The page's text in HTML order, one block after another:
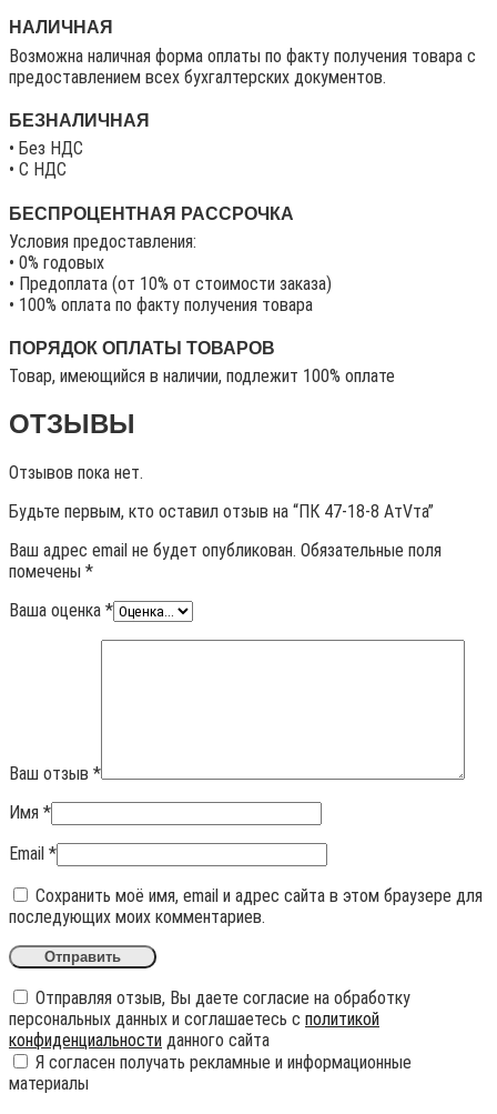
НАЛИЧНАЯ
Возможна наличная форма оплаты по факту получения товара с
предоставлением всех бухгалтерских документов.
БЕЗНАЛИЧНАЯ
• Без НДС
• C НДС
БЕСПРОЦЕНТНАЯ РАССРОЧКА
Условия предоставления:
• 0% годовых
• Предоплата (от 10% от стоимости заказа)
• 100% оплата по факту получения товара
ПОРЯДОК ОПЛАТЫ ТОВАРОВ
Товар, имеющийся в наличии, подлежит 100% оплате
ОТЗЫВЫ
Отзывов пока нет.
Будьте первым, кто оставил отзыв на “ПК 47-18-8 АтVта”
Ваш адрес email не будет опубликован. Обязательные поля
помечены *
Ваша оценка *
Ваш отзыв *
Имя *
Email *
Сохранить моё имя, email и адрес сайта в этом браузере для
последующих моих комментариев.
Отправляя отзыв, Вы даете согласие на обработку
персональных данных и соглашаетесь с политикой
конфиденциальности данного сайта
Я согласен получать рекламные и информационные
материалы